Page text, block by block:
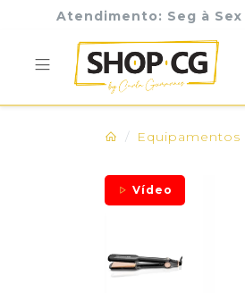
Atendimento: Seg à Sex
Equipamentos
Vídeo